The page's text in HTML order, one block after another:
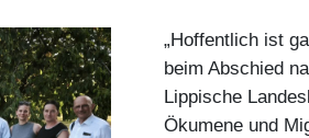
„Hoffentlich ist
beim Abschied
Lippische
Ökumene und